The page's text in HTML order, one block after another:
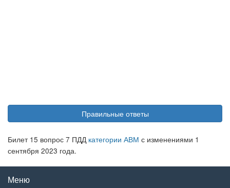
Правильные ответы
Билет 15 вопрос 7 ПДД категории АВМ с изменениями 1
сентября 2023 года.
Меню